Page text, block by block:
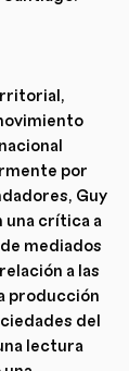
por
Guy
una crítica a
mediados
a las
producción
del
lectura